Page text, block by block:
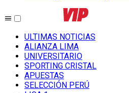
ULTIMAS NOTICIAS
ALIANZA LIMA
UNIVERSITARIO
SPORTING CRISTAL
APUESTAS
SELECCIÓN PERÚ